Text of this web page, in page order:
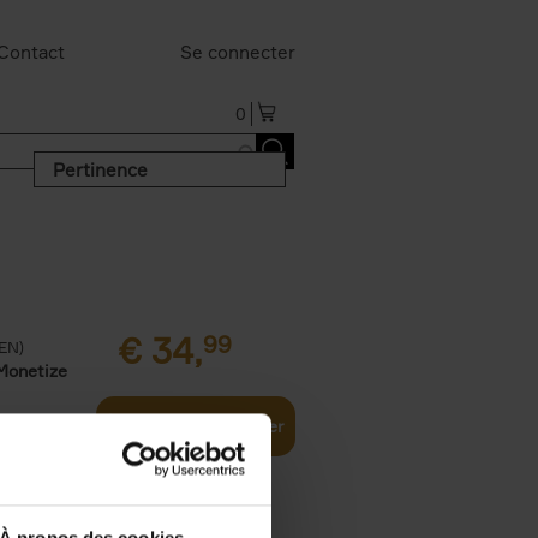
Se connecter
0
Pertinence
€ 34,99
Ajouter au panier